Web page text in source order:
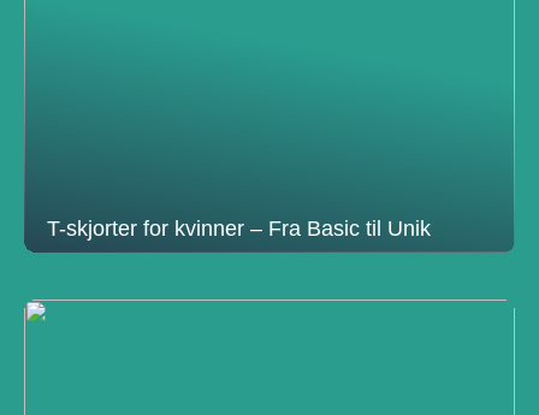
T-skjorter for kvinner – Fra Basic til Unik